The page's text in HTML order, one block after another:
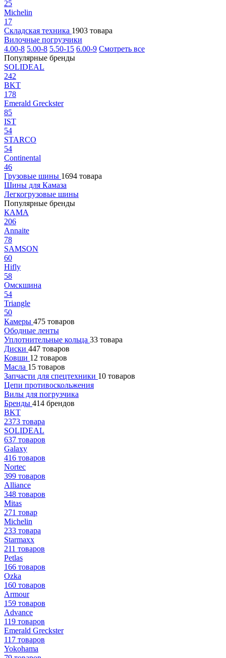
25
Michelin
17
Складская техника 1903 товара
Вилочные погрузчики
4.00-8 5.00-8 5.50-15 6.00-9 Смотреть все
Популярные бренды
SOLIDEAL
242
BKT
178
Emerald Greckster
85
IST
54
STARCO
54
Continental
46
Грузовые шины 1694 товара
Шины для Камаза
Легкогрузовые шины
Популярные бренды
КАМА
206
Annaite
78
SAMSON
60
Hifly
58
Омскшина
54
Triangle
50
Камеры 475 товаров
Ободные ленты
Уплотнительные кольца 33 товара
Диски 447 товаров
Ковши 12 товаров
Масла 15 товаров
Запчасти для спецтехники 10 товаров
Цепи противоскольжения
Вилы для погрузчика
Бренды 414 брендов
BKT
2373 товара
SOLIDEAL
637 товаров
Galaxy
416 товаров
Nortec
399 товаров
Alliance
348 товаров
Mitas
271 товар
Michelin
233 товара
Starmaxx
211 товаров
Petlas
166 товаров
Ozka
160 товаров
Armour
159 товаров
Advance
119 товаров
Emerald Greckster
117 товаров
Yokohama